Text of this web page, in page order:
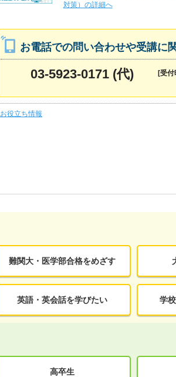
対策）の詳細へ
お電話での問い合わせや受講に
03-5923-0171 (代) [受付
お役立ち情報
難関大・医学部合格をめざす
英語・英会話を学びたい 学
高卒生